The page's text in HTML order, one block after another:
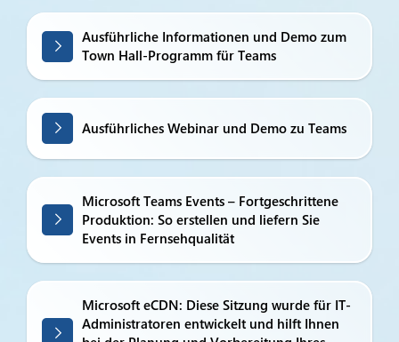
Ausführliche Informationen und Demo zum
Town Hall-Programm für Teams
Ausführliches Webinar und Demo zu Teams
Microsoft Teams Events – Fortgeschrittene
Produktion: So erstellen und liefern Sie
Events in Fernsehqualität
Microsoft eCDN: Diese Sitzung wurde für IT-
Administratoren entwickelt und hilft Ihnen